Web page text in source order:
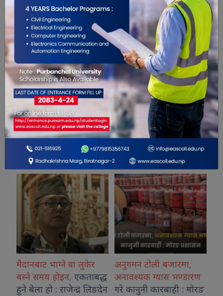
1
सम्बंधित खबरहरु
भाग्ने वा लुकेर
होइन, एकताबद्ध
: राजेन्द्र लिङदेन
अनुगमन टोली बजारमा,
अनावश्यक ग्यास भण्डारण
गरे कानुनी कारबाही : मोरङ
शिक्षा
शिक्षा नीति
पहिलो सत्र